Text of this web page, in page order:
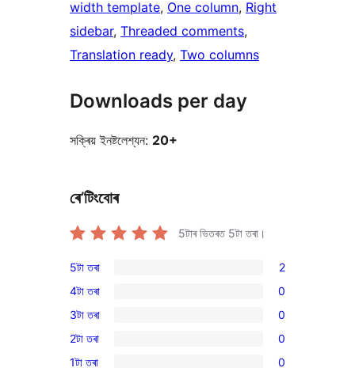
width template, One column, Right
sidebar, Threaded comments
Translation ready, Two columns
Downloads per day
সক্ৰিয় ইনষ্টলেশ্যন: 20+
ৰে’টিংবোৰ
5টাৰ ভিতৰত 5টা তৰা।
2
5-
star
reviews
5টা তৰা 2
0
4-
star
reviews
4টা তৰা 0
0
3-
star
3টা তৰা 0
0
2টা তৰা 0
1টা তৰা 0